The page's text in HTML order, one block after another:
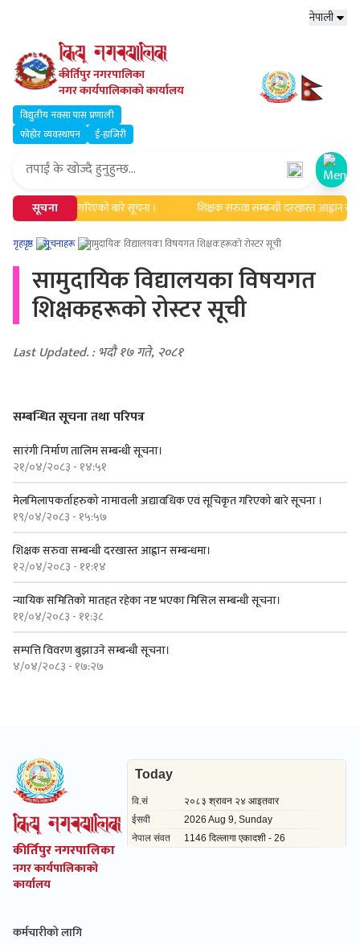
नेपाली
कीर्तिपुर नगरपालिका
नगर कार्यपालिकाको कार्यालय
विद्युतीय नक्सा पास प्रणाली
फोहोर व्यवस्थापन
ई-हाजिरी
सूचना
एवं सूचिकृत गरिएको बारे सूचना । शिक्षक सरुवा सम्बन्धी दरखास्त आह्वान
गृहपृष्ठ सूचनाहरू सामुदायिक विद्यालयका विषयगत शिक्षकहरूको रोस्टर सूची
सामुदायिक विद्यालयका विषयगत
शिक्षकहरूको रोस्टर सूची
Last Updated. : भदौ १७ गते, २०८१
सम्बन्धित सूचना तथा परिपत्र
सारंगी निर्माण तालिम सम्बन्धी सूचना।
२१/०४/२०८३ - १४:५१
मेलमिलापकर्ताहरुको नामावली अद्यावधिक एवं सूचिकृत गरिएको बारे सूचना ।
१९/०४/२०८३ - १५:५७
शिक्षक सरुवा सम्बन्धी दरखास्त आह्वान सम्बन्धमा।
१२/०४/२०८३ - ११:१४
न्यायिक समितिको मातहत रहेका नष्ट भएका मिसिल सम्बन्धी सूचना।
११/०४/२०८३ - ११:३८
सम्पत्ति विवरण बुझाउने सम्बन्धी सूचना।
४/०४/२०८३ - १७:२७
कीर्तिपुर नगरपालिका
नगर कार्यपालिकाको
कार्यालय
कर्मचारीको लागि